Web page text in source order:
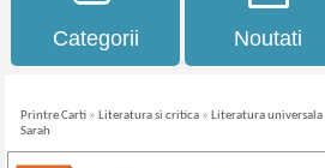
Categorii Noutati
Printre Carti » Literatura si critica » Literatura universala
Sarah